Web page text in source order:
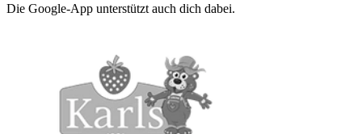
Die Google-App unterstützt auch dich dabei.